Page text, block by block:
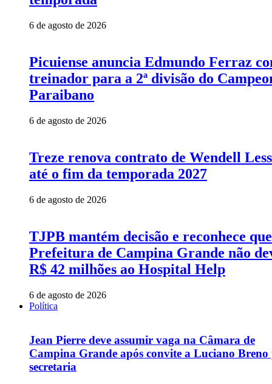
6 de agosto de 2026
Picuiense anuncia Edmundo Ferraz
treinador para a 2ª divisão do
Paraibano
6 de agosto de 2026
Treze renova contrato de Wendell
até o fim da temporada 2027
6 de agosto de 2026
TJPB mantém decisão e reconhece que
Prefeitura de Campina Grande não
R$ 42 milhões ao Hospital Help
6 de agosto de 2026
Política
Jean Pierre deve assumir vaga na Câmara de
Campina Grande após convite a Luciano Breno
secretaria